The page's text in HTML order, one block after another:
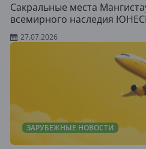
Сакральные места
всемирного наследия
27.07.2026
ЗАРУБЕЖНЫЕ НОВОСТИ